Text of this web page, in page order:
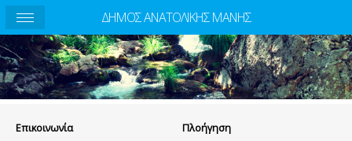
Eπικοινωνία Πλοήγηση
ΔΗΜΟΣ ΑΝΑΤΟΛΙΚΗΣ ΜΑΝΗΣ